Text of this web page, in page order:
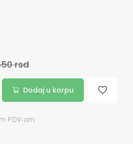
rsd
Dodaj u korpu
PDV-om.